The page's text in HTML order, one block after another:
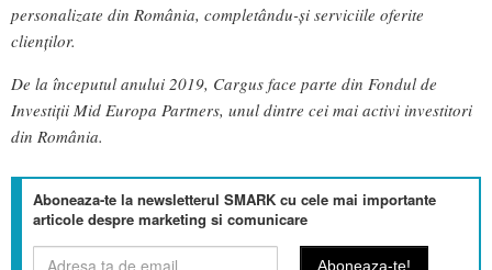
personalizate din România, completându-și serviciile oferite
clienților.
De la începutul anului 2019, Cargus face parte din Fondul de
Investiții Mid Europa Partners, unul dintre cei mai activi investitori
din România.
Aboneaza-te la newsletterul SMARK cu cele mai importante
articole despre marketing si comunicare